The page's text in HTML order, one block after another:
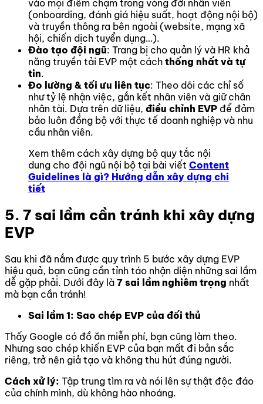
vào mọi điểm chạm trong vòng đời nhân viên
(onboarding, đánh giá hiệu suất, hoạt động nội bộ)
và truyền thông ra bên ngoài (website, mạng xã
hội, chiến dịch tuyển dụng…).
Đào tạo đội ngũ: Trang bị cho quản lý và HR khả
năng truyền tải EVP một cách thống nhất và tự
tin.
Đo lường & tối ưu liên tục: Theo dõi các chỉ số
như tỷ lệ nhận việc, gắn kết nhân viên và giữ chân
nhân tài. Dựa trên dữ liệu, điều chỉnh EVP để đảm
bảo luôn đồng bộ với thực tế doanh nghiệp và nhu
cầu nhân viên.
Xem thêm cách xây dựng bộ quy tắc nội
dung cho đội ngũ nội bộ tại bài viết Content
Guidelines là gì? Hướng dẫn xây dựng chi
tiết
5. 7 sai lầm cần tránh khi xây dựng
EVP
Sau khi đã nắm được quy trình 5 bước xây dựng EVP
hiệu quả, bạn cũng cần tỉnh táo nhận diện những sai lầm
dễ gặp phải. Dưới đây là 7 sai lầm nghiêm trọng nhất
mà bạn cần tránh!
Sai lầm 1: Sao chép EVP của đối thủ
Thấy Google có đồ ăn miễn phí, bạn cũng làm theo.
Nhưng sao chép khiến EVP của bạn mất đi bản sắc
riêng, trở nên giả tạo và không thu hút đúng người.
Cách xử lý: Tập trung tìm ra và nói lên sự thật độc đáo
của chính mình, dù không hào nhoáng.